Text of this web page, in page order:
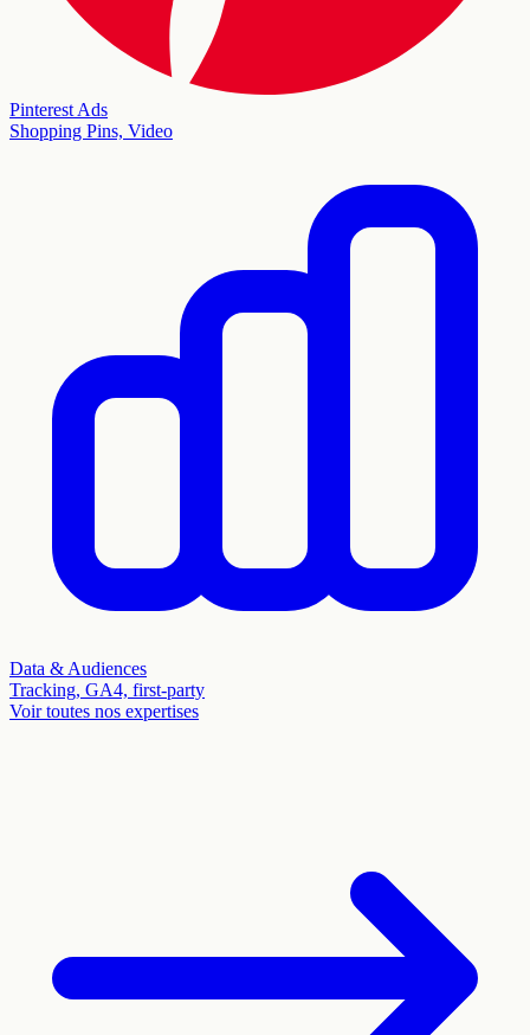
Pinterest Ads
Shopping Pins, Video
Data & Audiences
Tracking, GA4, first-party
Voir toutes nos expertises